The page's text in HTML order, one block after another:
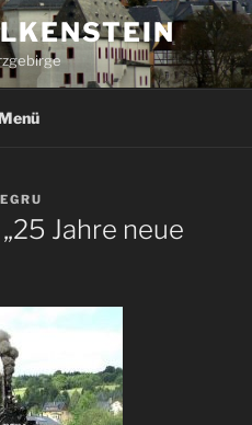
Jahre neue